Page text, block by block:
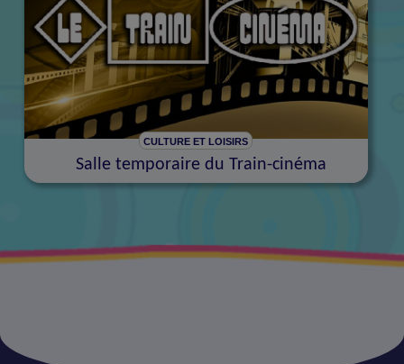
CULTURE ET LOISIRS
Salle temporaire du Train-cinéma